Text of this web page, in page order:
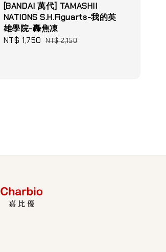
[BANDAI 萬代] TAMASHII
NATIONS S.H.Figuarts-我的英
雄學院-轟焦凍
Sale
NT$ 1,750 Regular
NT$ 2,150